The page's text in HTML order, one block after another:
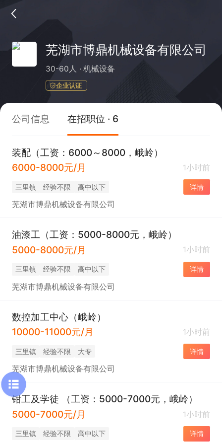
芜湖市博鼎机械设备有限公司
30-60人 机械设备
企业认证
公司信息 在招职位 · 6
装配（工资：6000～8000，峨岭）
6000-8000元/月
1小时前
三里镇 经验不限 高中以下 详情
芜湖市博鼎机械设备有限公司
油漆工（工资：5000-8000元，峨岭）
5000-8000元/月
1小时前
三里镇 经验不限 高中以下 详情
芜湖市博鼎机械设备有限公司
数控加工中心（峨岭）
10000-11000元/月
1小时前
三里镇 经验不限 大专 详情
芜湖市博鼎机械设备有限公司
钳工及学徒 （工资：5000-7000元，峨岭）
5000-7000元/月
1小时前
三里镇 经验不限 高中以下 详情